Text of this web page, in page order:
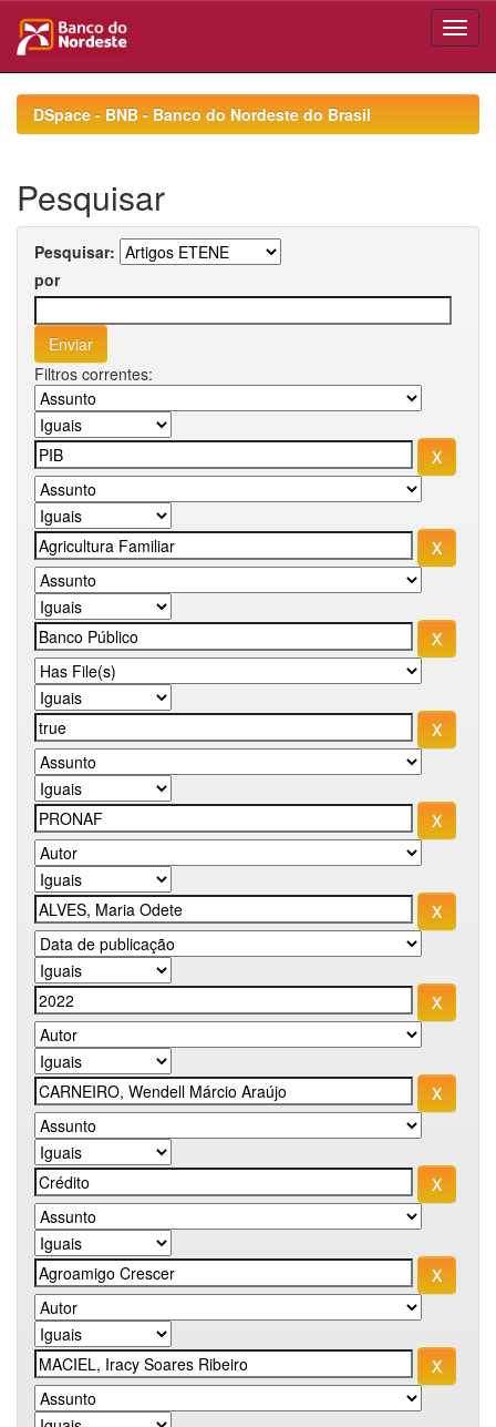
navigationDSpace - BNB - Banco do Nordeste do Brasil
Pesquisar
Pesquisar:
por
Filtros correntes: